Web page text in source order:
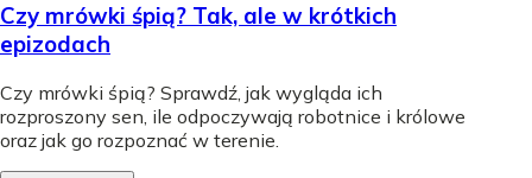
Czy mrówki śpią? Tak, ale w krótkich
epizodach
Czy mrówki śpią? Sprawdź, jak wygląda ich
rozproszony sen, ile odpoczywają robotnice i królowe
oraz jak go rozpoznać w terenie.